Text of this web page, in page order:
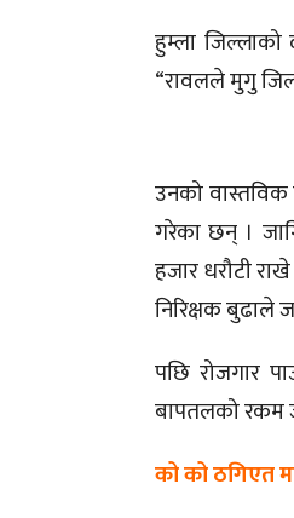
हुम्ला
“रावलले मुगु
उनको वास्तविक
गरेका छन् ।
हजार धरौटी
निरिक्षक बुढाले
पछि रोजगार
बापतलको रकम
को को ठगिएत